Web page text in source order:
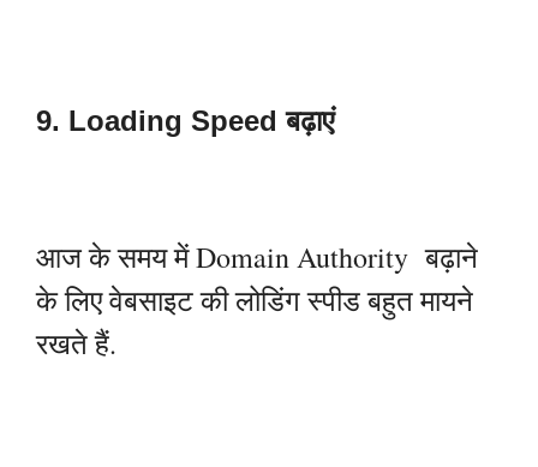
9. Loading Speed बढ़ाएं
आज के समय में Domain Authority बढ़ाने
के लिए वेबसाइट की लोडिंग स्पीड बहुत मायने
रखते हैं.